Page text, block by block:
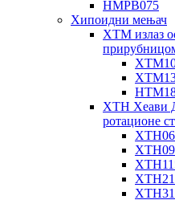
НМРВ075
Хипоидни мењач
ХТМ излаз
ХТН Хеави
ротационе